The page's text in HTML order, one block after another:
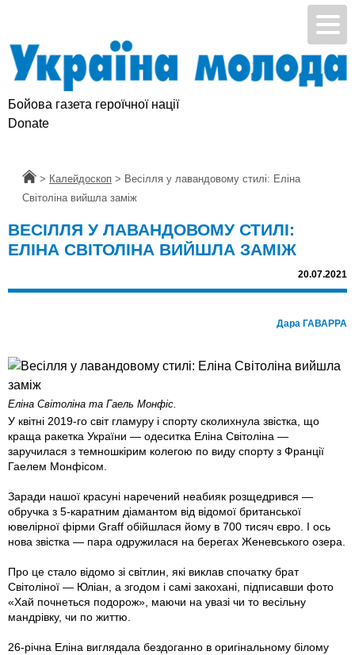
Бойова газета героїчної нації
Donate
Головна
> Калейдоскоп > Весілля у лавандовому стилі: Еліна
Світоліна вийшла заміж
ВЕСІЛЛЯ У ЛАВАНДОВОМУ СТИЛІ:
ЕЛІНА СВІТОЛІНА ВИЙШЛА ЗАМІЖ
20.07.2021
Дара ГАВАРРА
Еліна Світоліна та Гаель Монфіс.
У квітні 2019-го світ гламуру і спорту сколихнула звістка, що
краща ракетка України — одеситка Еліна Світоліна —
заручилася з темношкірим колегою по виду спорту з Франції
Гаелем Монфісом.
Заради нашої красуні наречений неабияк розщедрився —
обручка з 5-каратним діамантом від відомої британської
ювелірної фірми Graff обійшлася йому в 700 тисяч євро. І ось
нова звістка — пара одружилася на берегах Женевського озера.
Про це стало відомо зі світлин, які виклав спочатку брат
Світоліної — Юліан, а згодом і самі закохані, підписавши фото
«Хай почнеться подорож», маючи на увазі чи то весільну
мандрівку, чи по життю.
26-річна Еліна виглядала бездоганно в оригінальному білому